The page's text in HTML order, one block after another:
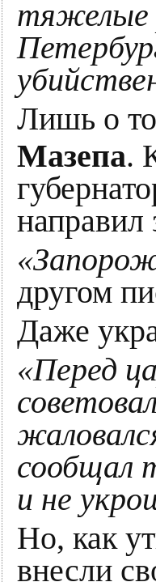
тяжелые
Лишь о
Мазепа.
другом
Даже
«Перед
сообщал
и не
Но, как
внесли